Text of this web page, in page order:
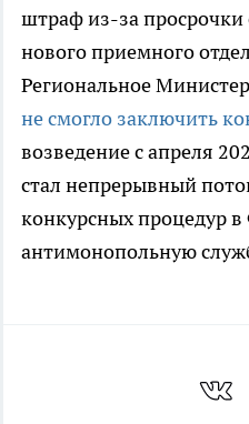
штраф из-за просрочки
нового приемного
Региональное
не смогло заключить
возведение с апреля
стал непрерывный
конкурсных процедур
антимонопольную